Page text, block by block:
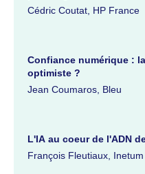
Cédric Coutat, HP France
Confiance numérique :
optimiste ?
Jean Coumaros, Bleu
L'IA au coeur de l'ADN
François Fleutiaux, Inetum